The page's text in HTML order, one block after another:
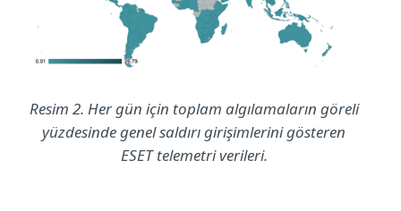
Resim 2. Her gün için toplam algılamaların göreli
yüzdesinde genel saldırı girişimlerini gösteren
ESET telemetri verileri.